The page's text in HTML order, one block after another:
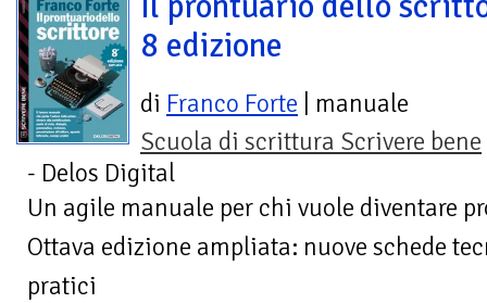
8 edizione
di Franco Forte | manuale
Scuola di scrittura Scrivere bene
- Delos Digital
Un agile manuale per chi vuole diventare
Ottava edizione ampliata: nuove schede
pratici